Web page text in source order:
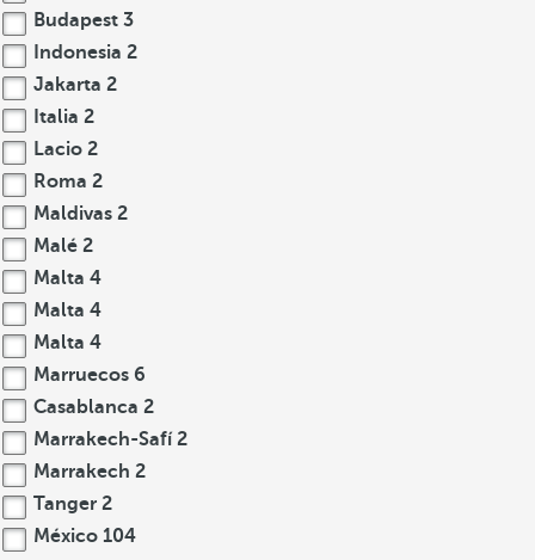
Budapest 3
Indonesia 2
Jakarta 2
Italia 2
Lacio 2
Roma 2
Maldivas 2
Malé 2
Malta 4
Malta 4
Malta 4
Marruecos 6
Casablanca 2
Marrakech-Safí2
Marrakech 2
Tanger 2
México 104